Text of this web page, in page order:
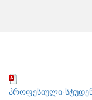
პროფესიული-